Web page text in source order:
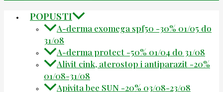
POPUSTI
A-derma exomega spf50 -30% 01/05 do
31/08
A-derma protect -50% 01/04 do 31/08
Alivit cink, aterostop i antiparazit -20%
01/08-31/08
Apivita bee SUN -20% 03/08-23/08